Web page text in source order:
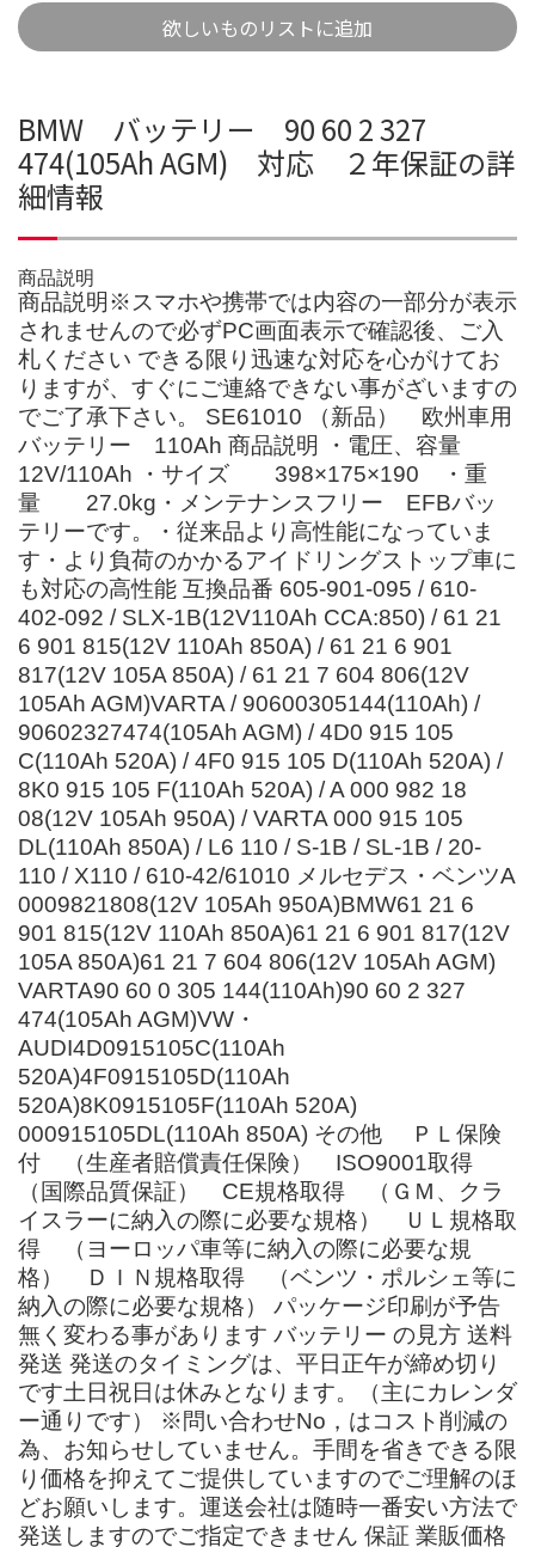
欲しいものリストに追加
BMW バッテリー 90 60 2 327
474(105Ah AGM) 対応 ２年保証の詳
細情報
商品説明
商品説明※スマホや携帯では内容の一部分が表示
されませんので必ずPC画面表示で確認後、ご入
札ください できる限り迅速な対応を心がけてお
りますが、すぐにご連絡できない事がざいますの
でご了承下さい。 SE61010 （新品） 欧州車用
バッテリー 110Ah 商品説明 ・電圧、容量
12V/110Ah ・サイズ 398×175×190 ・重
量 27.0kg・メンテナンスフリー EFBバッ
テリーです。・従来品より高性能になっていま
す・より負荷のかかるアイドリングストップ車に
も対応の高性能 互換品番 605-901-095 / 610-
402-092 / SLX-1B(12V110Ah CCA:850) / 61 21
6 901 815(12V 110Ah 850A) / 61 21 6 901
817(12V 105A 850A) / 61 21 7 604 806(12V
105Ah AGM)VARTA / 90600305144(110Ah) /
90602327474(105Ah AGM) / 4D0 915 105
C(110Ah 520A) / 4F0 915 105 D(110Ah 520A) /
8K0 915 105 F(110Ah 520A) / A 000 982 18
08(12V 105Ah 950A) / VARTA 000 915 105
DL(110Ah 850A) / L6 110 / S-1B / SL-1B / 20-
110 / X110 / 610-42/61010 メルセデス・ベンツA
0009821808(12V 105Ah 950A)BMW61 21 6
901 815(12V 110Ah 850A)61 21 6 901 817(12V
105A 850A)61 21 7 604 806(12V 105Ah AGM)
VARTA90 60 0 305 144(110Ah)90 60 2 327
474(105Ah AGM)VW・
AUDI4D0915105C(110Ah
520A)4F0915105D(110Ah
520A)8K0915105F(110Ah 520A)
000915105DL(110Ah 850A) その他 ＰＬ保険
付 （生産者賠償責任保険） ISO9001取得
（国際品質保証） CE規格取得 （ＧＭ、クラ
イスラーに納入の際に必要な規格） ＵＬ規格取
得 （ヨーロッパ車等に納入の際に必要な規
格） ＤＩＮ規格取得 （ベンツ・ポルシェ等に
納入の際に必要な規格） パッケージ印刷が予告
無く変わる事があります バッテリー の見方 送料
発送 発送のタイミングは、平日正午が締め切り
です土日祝日は休みとなります。（主にカレンダ
ー通りです） ※問い合わせNo，はコスト削減の
為、お知らせしていません。手間を省きできる限
り価格を抑えてご提供していますのでご理解のほ
どお願いします。運送会社は随時一番安い方法で
発送しますのでご指定できません 保証 業販価格